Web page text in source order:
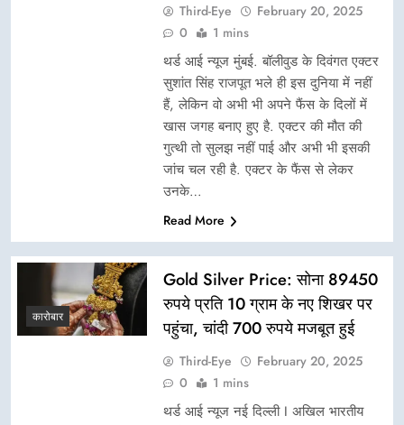
Third-Eye
February 20, 2025
0
1 mins
थर्ड आई न्यूज मुंबई. बॉलीवुड के दिवंगत एक्टर
सुशांत सिंह राजपूत भले ही इस दुनिया में नहीं
हैं, लेकिन वो अभी भी अपने फैंस के दिलों में
खास जगह बनाए हुए है. एक्टर की मौत की
गुत्थी तो सुलझ नहीं पाई और अभी भी इसकी
जांच चल रही है. एक्टर के फैंस से लेकर
उनके…
Read More
कारोबार
Gold Silver Price: सोना 89450
रुपये प्रति 10 ग्राम के नए शिखर पर
पहुंचा, चांदी 700 रुपये मजबूत हुई
Third-Eye
February 20, 2025
0
1 mins
थर्ड आई न्यूज नई दिल्ली I अखिल भारतीय